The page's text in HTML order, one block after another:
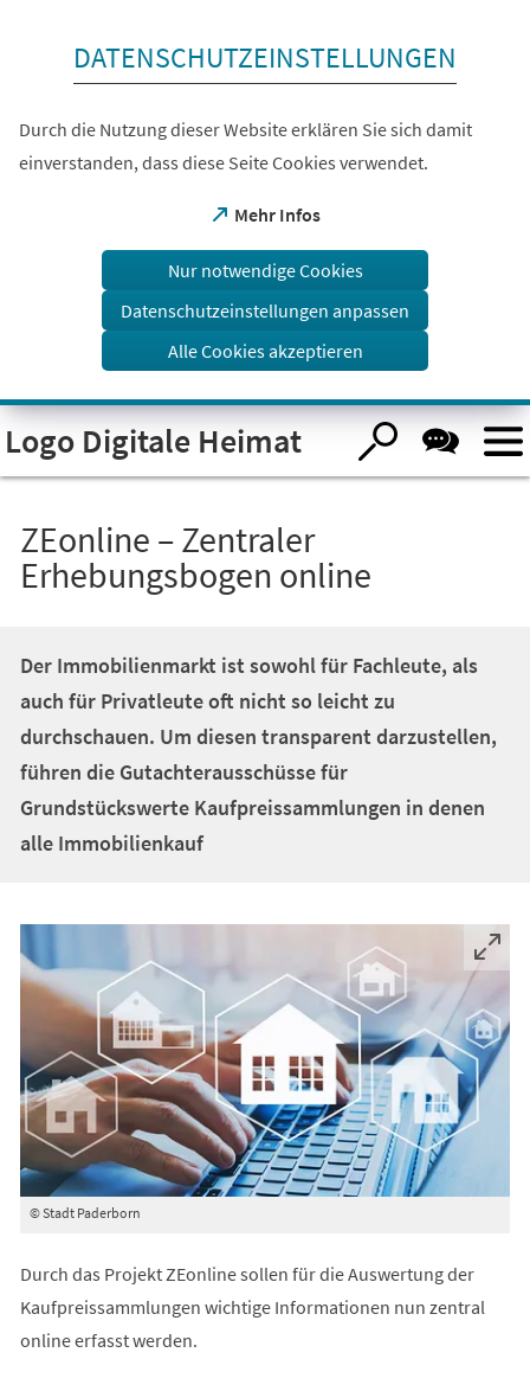
Visuelle
Assistenzsoftware
öffnen.
DATENSCHUTZEINSTELLUNGEN
Durch die Nutzung dieser Website erklären Sie sich damit
einverstanden, dass diese Seite Cookies verwendet.
Mehr Infos
(Öffnet
einem
Tab)
Nur notwendige Cookies
Datenschutzeinstellungen anpassen
Alle Cookies akzeptieren
Logo Digitale Heimat
ZEonline – Zentraler
Erhebungsbogen online
Der Immobilienmarkt ist sowohl für Fachleute, als
auch für Privatleute oft nicht so leicht zu
durchschauen. Um diesen transparent darzustellen,
führen die Gutachterausschüsse für
Grundstückswerte Kaufpreissammlungen in denen
alle Immobilienkauf
© Stadt Paderborn
Durch das Projekt ZEonline sollen für die Auswertung der
Kaufpreissammlungen wichtige Informationen nun zentral
online erfasst werden.